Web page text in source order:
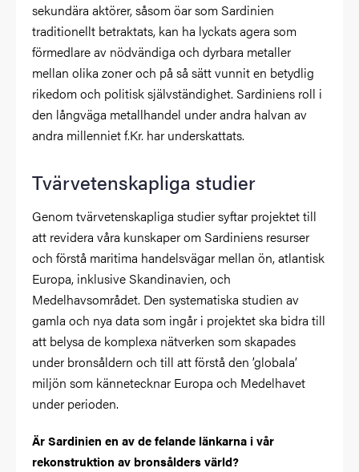
sekundära aktörer, såsom öar som Sardinien
traditionellt betraktats, kan ha lyckats agera som
förmedlare av nödvändiga och dyrbara metaller
mellan olika zoner och på så sätt vunnit en betydlig
rikedom och politisk självständighet. Sardiniens roll i
den långväga metallhandel under andra halvan av
andra millenniet f.Kr. har underskattats.
Tvärvetenskapliga studier
Genom tvärvetenskapliga studier syftar projektet till
att revidera våra kunskaper om Sardiniens resurser
och förstå maritima handelsvägar mellan ön, atlantisk
Europa, inklusive Skandinavien, och
Medelhavsområdet. Den systematiska studien av
gamla och nya data som ingår i projektet ska bidra till
att belysa de komplexa nätverken som skapades
under bronsåldern och till att förstå den ’globala’
miljön som kännetecknar Europa och Medelhavet
under perioden.
Är Sardinien en av de felande länkarna i vår
rekonstruktion av bronsålders värld?